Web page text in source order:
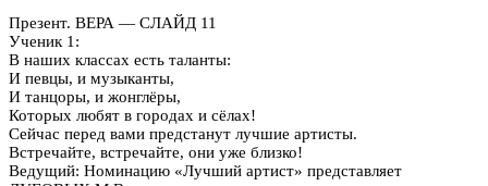
Презент. ВЕРА — СЛАЙД 11
Ученик 1:
В наших классах есть таланты:
И певцы, и музыканты,
И танцоры, и жонглёры,
Которых любят в городах и сёлах!
Сейчас перед вами предстанут лучшие артисты.
Встречайте, встречайте, они уже близко!
Ведущий: Номинацию «Лучший артист» представляет